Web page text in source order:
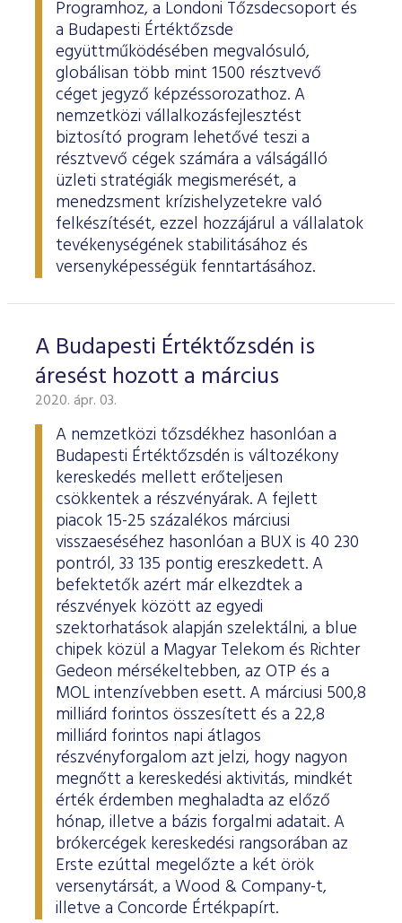
ESG Útmutató
Programhoz, a Londoni Tőzsdecsoport és
a Budapesti Értéktőzsde
együttműködésében megvalósuló,
globálisan több mint 1500 résztvevő
céget jegyző képzéssorozathoz. A
nemzetközi vállalkozásfejlesztést
biztosító program lehetővé teszi a
résztvevő cégek számára a válságálló
üzleti stratégiák megismerését, a
menedzsment krízishelyzetekre való
felkészítését, ezzel hozzájárul a vállalatok
tevékenységének stabilitásához és
versenyképességük fenntartásához.
A Budapesti Értéktőzsdén is
áresést hozott a március
2020. ápr. 03.
A nemzetközi tőzsdékhez hasonlóan a
Budapesti Értéktőzsdén is változékony
kereskedés mellett erőteljesen
csökkentek a részvényárak. A fejlett
piacok 15-25 százalékos márciusi
visszaeséséhez hasonlóan a BUX is 40 230
pontról, 33 135 pontig ereszkedett. A
befektetők azért már elkezdtek a
részvények között az egyedi
szektorhatások alapján szelektálni, a blue
chipek közül a Magyar Telekom és Richter
Gedeon mérsékeltebben, az OTP és a
MOL intenzívebben esett. A márciusi 500,8
milliárd forintos összesített és a 22,8
milliárd forintos napi átlagos
részvényforgalom azt jelzi, hogy nagyon
megnőtt a kereskedési aktivitás, mindkét
érték érdemben meghaladta az előző
hónap, illetve a bázis forgalmi adatait. A
brókercégek kereskedési rangsorában az
Erste ezúttal megelőzte a két örök
versenytársát, a Wood & Company-t,
illetve a Concorde Értékpapírt.